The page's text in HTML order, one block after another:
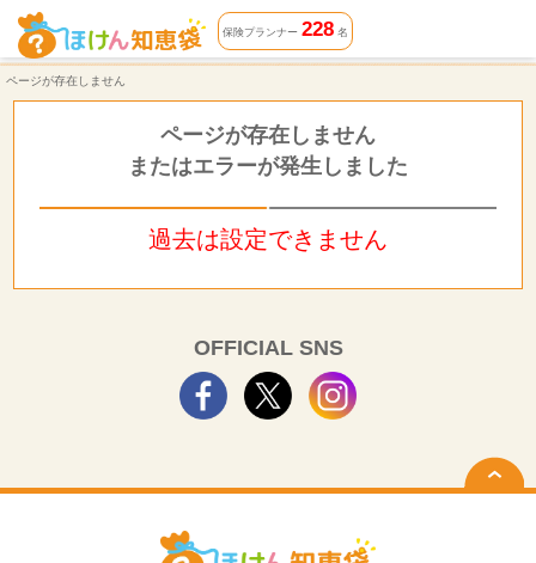
ページが存在しません | ほけん知恵袋
保険プランナー 228名
ページが存在しません
ページが存在しません
またはエラーが発生しました
過去は設定できません
OFFICIAL SNS